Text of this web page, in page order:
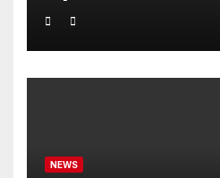
Weltklassetennis
NEWS